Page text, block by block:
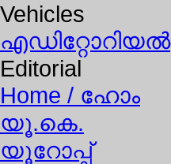
Vehicles
എഡിറ്റോറിയല്‍
Editorial
Home / ഹോം
യൂ.കെ.
യൂറോപ്പ്